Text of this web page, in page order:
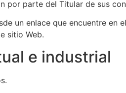
por parte del Titular de sus
un enlace que encuentre
sitio Web.
e industrial